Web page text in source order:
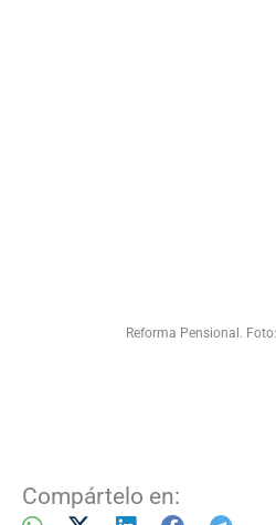
Reforma Pensional.
Compártelo en: